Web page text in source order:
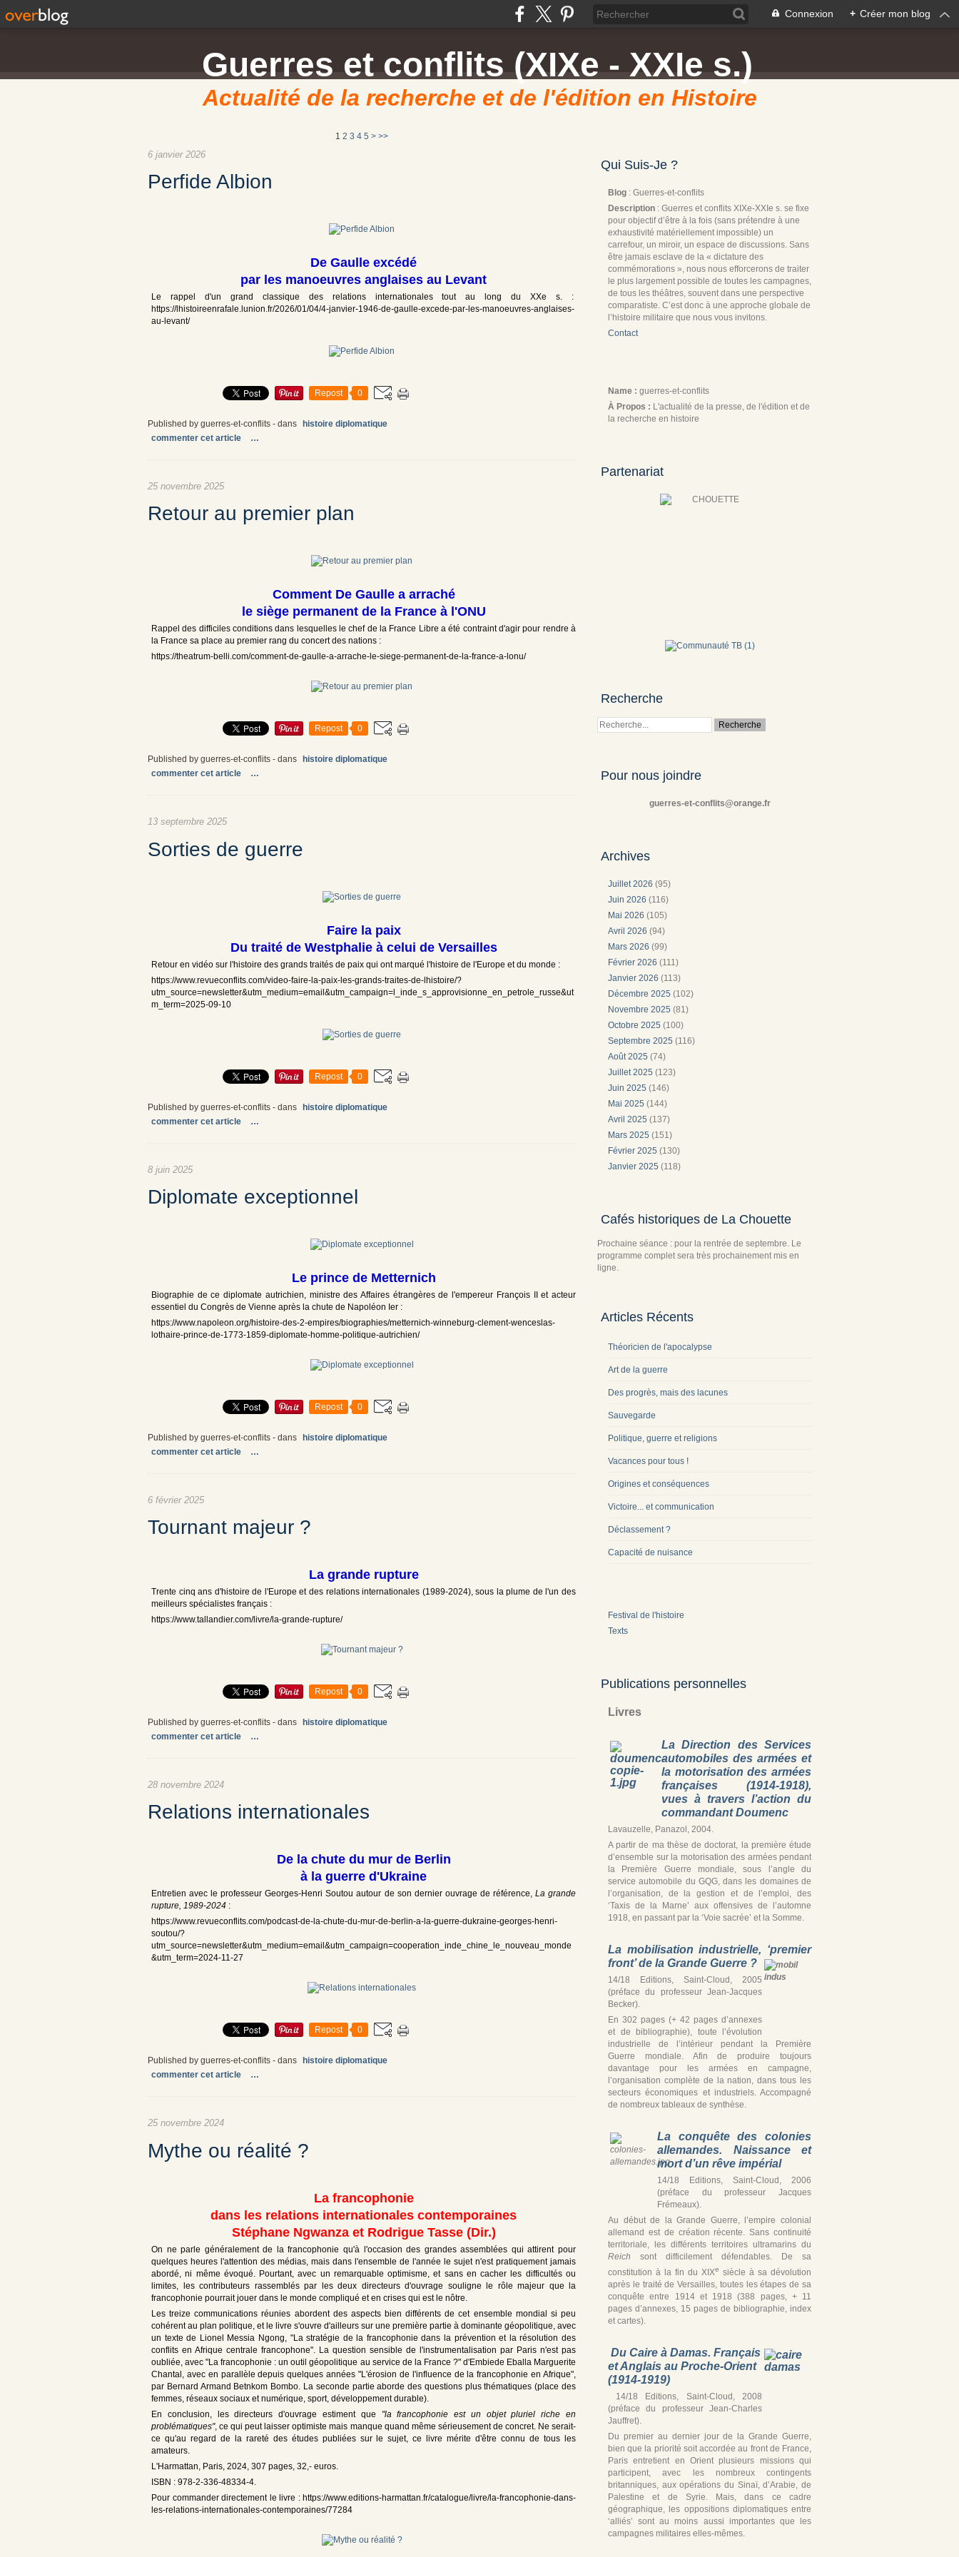
Connexion + Créer mon blog
Guerres et conflits (XIXe - XXIe s.)
Actualité de la recherche et de l'édition en Histoire
1 2 3 4 5 > >>
6 janvier 2026
Perfide Albion
De Gaulle excédé
par les manoeuvres anglaises au Levant
Le rappel d'un grand classique des relations internationales tout au long du XXe s. :
https://lhistoireenrafale.lunion.fr/2026/01/04/4-janvier-1946-de-gaulle-excede-par-les-manoeuvres-anglaises-
au-levant/
Repost 0
Published by guerres-et-conflits - dans
histoire diplomatique
commenter cet article
…
25 novembre 2025
Retour au premier plan
Comment De Gaulle a arraché
le siège permanent de la France à l'ONU
Rappel des difficiles conditions dans lesquelles le chef de la France Libre a été contraint d'agir pour rendre à
la France sa place au premier rang du concert des nations :
https://theatrum-belli.com/comment-de-gaulle-a-arrache-le-siege-permanent-de-la-france-a-lonu/
Repost 0
Published by guerres-et-conflits - dans
histoire diplomatique
commenter cet article
…
13 septembre 2025
Sorties de guerre
Faire la paix
Du traité de Westphalie à celui de Versailles
Retour en vidéo sur l'histoire des grands traités de paix qui ont marqué l'histoire de l'Europe et du monde :
https://www.revueconflits.com/video-faire-la-paix-les-grands-traites-de-lhistoire/?
utm_source=newsletter&utm_medium=email&utm_campaign=l_inde_s_approvisionne_en_petrole_russe&ut
m_term=2025-09-10
Repost 0
Published by guerres-et-conflits - dans histoire diplomatique
commenter cet article
…
8 juin 2025
Diplomate exceptionnel
Le prince de Metternich
Biographie de ce diplomate autrichien, ministre des Affaires étrangères de l'empereur François II et acteur
essentiel du Congrès de Vienne après la chute de Napoléon Ier :
https://www.napoleon.org/histoire-des-2-empires/biographies/metternich-winneburg-clement-wenceslas-
lothaire-prince-de-1773-1859-diplomate-homme-politique-autrichien/
Repost 0
Published by guerres-et-conflits - dans
histoire diplomatique
commenter cet article
…
6 février 2025
Tournant majeur ?
La grande rupture
Trente cinq ans d'histoire de l'Europe et des relations internationales (1989-2024), sous la plume de l'un des
meilleurs spécialistes français :
https://www.tallandier.com/livre/la-grande-rupture/
Repost 0
Published by guerres-et-conflits - dans
histoire diplomatique
commenter cet article
…
28 novembre 2024
Relations internationales
De la chute du mur de Berlin
à la guerre d'Ukraine
Entretien avec le professeur Georges-Henri Soutou autour de son dernier ouvrage de référence, La grande
rupture, 1989-2024 :
https://www.revueconflits.com/podcast-de-la-chute-du-mur-de-berlin-a-la-guerre-dukraine-georges-henri-
soutou/?
utm_source=newsletter&utm_medium=email&utm_campaign=cooperation_inde_chine_le_nouveau_monde
&utm_term=2024-11-27
Repost 0
Published by guerres-et-conflits - dans
histoire diplomatique
commenter cet article
…
25 novembre 2024
Mythe ou réalité ?
La francophonie
dans les relations internationales contemporaines
Stéphane Ngwanza et Rodrigue Tasse (Dir.)
On ne parle généralement de la francophonie qu'à l'occasion des grandes assemblées qui attirent pour
quelques heures l'attention des médias, mais dans l'ensemble de l'année le sujet n'est pratiquement jamais
abordé, ni même évoqué. Pourtant, avec un remarquable optimisme, et sans en cacher les difficultés ou
limites, les contributeurs rassemblés par les deux directeurs d'ouvrage souligne le rôle majeur que la
francophonie pourrait jouer dans le monde compliqué et en crises qui est le nôtre.
Les treize communications réunies abordent des aspects bien différents de cet ensemble mondial si peu
cohérent au plan politique, et le livre s'ouvre d'ailleurs sur une première partie à dominante géopolitique, avec
un texte de Lionel Messia Ngong, "La stratégie de la francophonie dans la prévention et la résolution des
conflits en Afrique centrale francophone". La question sensible de l'instrumentalisation par Paris n'est pas
oubliée, avec "La francophonie : un outil géopolitique au service de la France ?" d'Embiede Eballa Marguerite
Chantal, avec en parallèle depuis quelques années "L'érosion de l'influence de la francophonie en Afrique",
par Bernard Armand Betnkom Bombo. La seconde partie aborde des questions plus thématiques (place des
femmes, réseaux sociaux et numérique, sport, développement durable).
En conclusion, les directeurs d'ouvrage estiment que
"la francophonie est un objet pluriel riche en
problématiques", ce qui peut laisser optimiste mais manque quand même sérieusement de concret. Ne serait-
ce qu'au regard de la rareté des études publiées sur le sujet, ce livre mérite d'être connu de tous les
amateurs.
L'Harmattan, Paris, 2024, 307 pages, 32,- euros.
ISBN : 978-2-336-48334-4.
Pour commander directement le livre : https://www.editions-harmattan.fr/catalogue/livre/la-francophonie-dans-
les-relations-internationales-contemporaines/77284
Qui Suis-Je ?
Blog : Guerres-et-conflits
Description : Guerres et conflits XIXe-XXIe s. se fixe
pour objectif d’être à la fois (sans prétendre à une
exhaustivité matériellement impossible) un
carrefour, un miroir, un espace de discussions. Sans
être jamais esclave de la « dictature des
commémorations », nous nous efforcerons de traiter
le plus largement possible de toutes les campagnes,
de tous les théâtres, souvent dans une perspective
comparatiste. C’est donc à une approche globale de
l’histoire militaire que nous vous invitons.
Contact
Name : guerres-et-conflits
À Propos : L'actualité de la presse, de l'édition et de
la recherche en histoire
Partenariat
Recherche
Pour nous joindre
guerres-et-conflits@orange.fr
Archives
Juillet 2026 (95)
Juin 2026 (116)
Mai 2026 (105)
Avril 2026 (94)
Mars 2026 (99)
Février 2026 (111)
Janvier 2026 (113)
Décembre 2025 (102)
Novembre 2025 (81)
Octobre 2025 (100)
Septembre 2025 (116)
Août 2025 (74)
Juillet 2025 (123)
Juin 2025 (146)
Mai 2025 (144)
Avril 2025 (137)
Mars 2025 (151)
Février 2025 (130)
Janvier 2025 (118)
Cafés historiques de La Chouette
Prochaine séance : pour la rentrée de septembre. Le
programme complet sera très prochainement mis en
ligne.
Articles Récents
Théoricien de l'apocalypse
Art de la guerre
Des progrès, mais des lacunes
Sauvegarde
Politique, guerre et religions
Vacances pour tous !
Origines et conséquences
Victoire... et communication
Déclassement ?
Capacité de nuisance
Festival de l'histoire
Texts
Publications personnelles
Livres
La Direction des Services
automobiles des armées et
la motorisation des armées
françaises (1914-1918),
vues à travers l’action du
commandant Doumenc
Lavauzelle, Panazol, 2004.
A partir de ma thèse de doctorat, la première étude
d’ensemble sur la motorisation des armées pendant
la Première Guerre mondiale, sous l’angle du
service automobile du GQG, dans les domaines de
l’organisation, de la gestion et de l’emploi, des
‘Taxis de la Marne’ aux offensives de l’automne
1918, en passant par la ‘Voie sacrée’ et la Somme.
La mobilisation industrielle, ‘premier
front’ de la Grande Guerre ?
14/18 Editions, Saint-Cloud, 2005
(préface du professeur Jean-Jacques
Becker).
En 302 pages (+ 42 pages d’annexes
et de bibliographie), toute l’évolution
industrielle de l’intérieur pendant la Première
Guerre mondiale. Afin de produire toujours
davantage pour les armées en campagne,
l’organisation complète de la nation, dans tous les
secteurs économiques et industriels. Accompagné
de nombreux tableaux de synthèse.
La conquête des colonies
allemandes. Naissance et
mort d’un rêve impérial
14/18 Editions, Saint-Cloud, 2006
(préface du professeur Jacques
Frémeaux).
Au début de la Grande Guerre, l’empire colonial
allemand est de création récente. Sans continuité
territoriale, les différents territoires ultramarins du
Reich sont difficilement défendables. De sa
constitution à la fin du XIXe siècle à sa dévolution
après le traité de Versailles, toutes les étapes de sa
conquête entre 1914 et 1918 (388 pages, + 11
pages d’annexes, 15 pages de bibliographie, index
et cartes).
Du Caire à Damas. Français
et Anglais au Proche-Orient
(1914-1919)
14/18 Editions, Saint-Cloud, 2008
(préface du professeur Jean-Charles
Jauffret).
Du premier au dernier jour de la Grande Guerre,
bien que la priorité soit accordée au front de France,
Paris entretient en Orient plusieurs missions qui
participent, avec les nombreux contingents
britanniques, aux opérations du Sinaï, d’Arabie, de
Palestine et de Syrie. Mais, dans ce cadre
géographique, les oppositions diplomatiques entre
‘alliés’ sont au moins aussi importantes que les
campagnes militaires elles-mêmes.